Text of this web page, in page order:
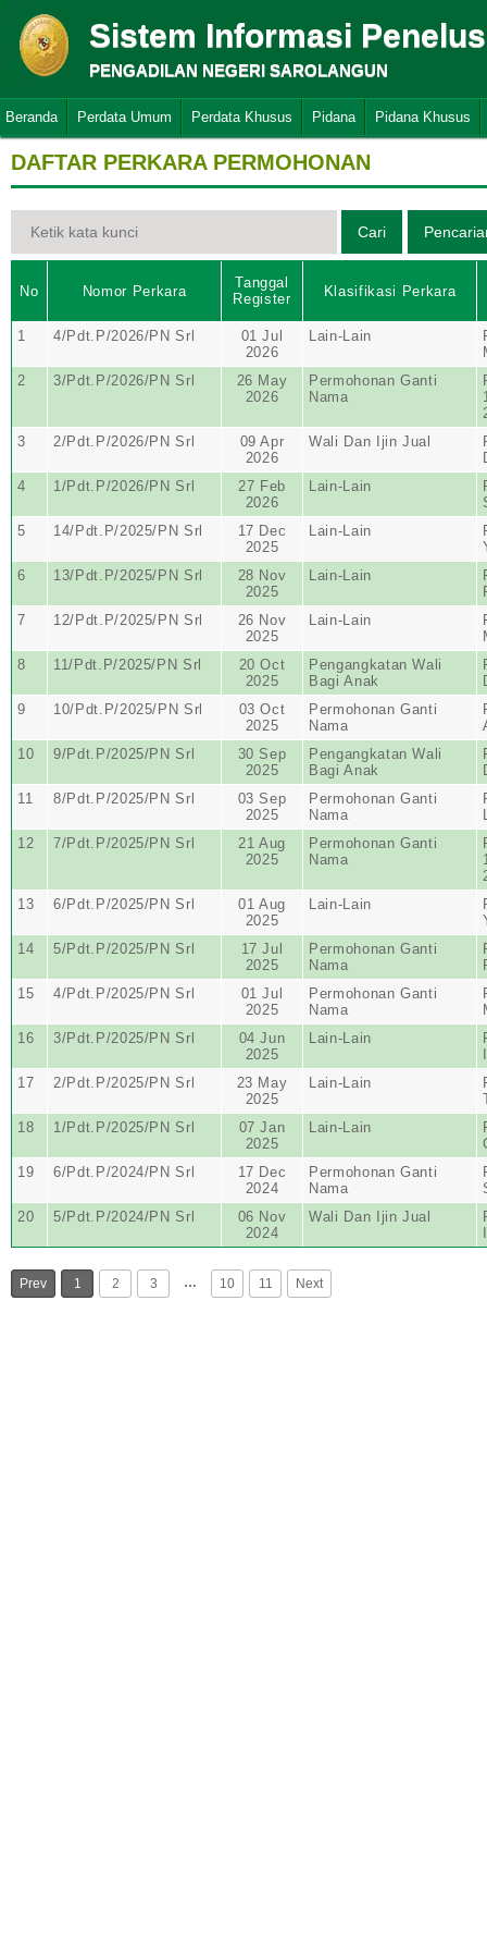
Sistem Informasi
PENGADILAN NEGERI SAROLANGUN
Beranda Perdata Umum Perdata Khusus Pidana Pidana Khusus
DAFTAR PERKARA PERMOHONAN
No Nomor Perkara
Tanggal
Register
Klasifikasi Perkara
1 4/Pdt.P/2026/PN Srl
01 Jul
2026
Lain-Lain
2
3/Pdt.P/2026/PN Srl
26 May
2026
Permohonan Ganti
Nama
3
2/Pdt.P/2026/PN Srl
09 Apr
2026
Wali Dan Ijin Jual
4
1/Pdt.P/2026/PN Srl
27 Feb
2026
Lain-Lain
5
14/Pdt.P/2025/PN Srl
17 Dec
2025
Lain-Lain
6
13/Pdt.P/2025/PN Srl
28 Nov
2025
Lain-Lain
7
12/Pdt.P/2025/PN Srl
26 Nov
2025
Lain-Lain
8
11/Pdt.P/2025/PN Srl
20 Oct
2025
Pengangkatan Wali
Bagi Anak
9
10/Pdt.P/2025/PN Srl
03 Oct
2025
Permohonan Ganti
Nama
10
9/Pdt.P/2025/PN Srl
30 Sep
2025
Pengangkatan Wali
Bagi Anak
11
8/Pdt.P/2025/PN Srl
03 Sep
2025
Permohonan Ganti
Nama
12
7/Pdt.P/2025/PN Srl
21 Aug
2025
Permohonan Ganti
Nama
13
6/Pdt.P/2025/PN Srl
01 Aug
2025
Lain-Lain
14
5/Pdt.P/2025/PN Srl
17 Jul
2025
Permohonan Ganti
Nama
15
4/Pdt.P/2025/PN Srl
01 Jul
2025
Permohonan Ganti
Nama
16
3/Pdt.P/2025/PN Srl
04 Jun
2025
Lain-Lain
17
2/Pdt.P/2025/PN Srl
23 May
2025
Lain-Lain
18
1/Pdt.P/2025/PN Srl
07 Jan
2025
Lain-Lain
19
6/Pdt.P/2024/PN Srl
17 Dec
2024
Permohonan Ganti
Nama
20
5/Pdt.P/2024/PN Srl
06 Nov
2024
Wali Dan Ijin Jual
Prev 1 2 3 … 10 11 Next